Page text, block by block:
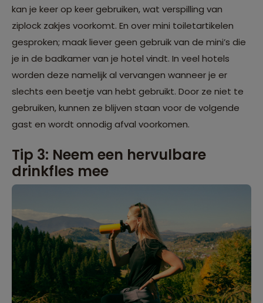
kan je keer op keer gebruiken, wat verspilling van
ziplock zakjes voorkomt. En over mini toiletartikelen
gesproken; maak liever geen gebruik van de mini’s die
je in de badkamer van je hotel vindt. In veel hotels
worden deze namelijk al vervangen wanneer je er
slechts een beetje van hebt gebruikt. Door ze niet te
gebruiken, kunnen ze blijven staan voor de volgende
gast en wordt onnodig afval voorkomen.
Tip 3: Neem een hervulbare
drinkfles mee